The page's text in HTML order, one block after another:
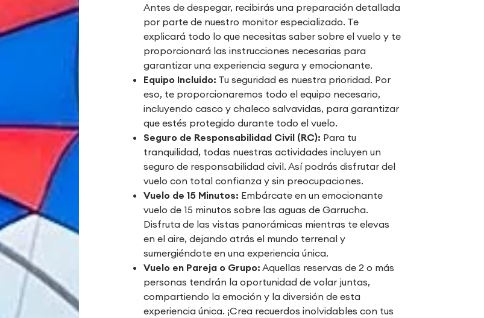
Antes de despegar, recibirás una preparación detallada
por parte de nuestro monitor especializado. Te
explicará todo lo que necesitas saber sobre el vuelo y te
proporcionará las instrucciones necesarias para
garantizar una experiencia segura y emocionante.
Equipo Incluido: Tu seguridad es nuestra prioridad. Por
eso, te proporcionaremos todo el equipo necesario,
incluyendo casco y chaleco salvavidas, para garantizar
que estés protegido durante todo el vuelo.
Seguro de Responsabilidad Civil (RC): Para tu
tranquilidad, todas nuestras actividades incluyen un
seguro de responsabilidad civil. Así podrás disfrutar del
vuelo con total confianza y sin preocupaciones.
Vuelo de 15 Minutos: Embárcate en un emocionante
vuelo de 15 minutos sobre las aguas de Garrucha.
Disfruta de las vistas panorámicas mientras te elevas
en el aire, dejando atrás el mundo terrenal y
sumergiéndote en una experiencia única.
Vuelo en Pareja o Grupo: Aquellas reservas de 2 o más
personas tendrán la oportunidad de volar juntas,
compartiendo la emoción y la diversión de esta
experiencia única. ¡Crea recuerdos inolvidables con tus